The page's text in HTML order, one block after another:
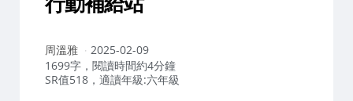
作
者：
周溫雅
2025-02-09
1699字，閱讀時間約4分鐘
SR值518，適讀年級:六年級